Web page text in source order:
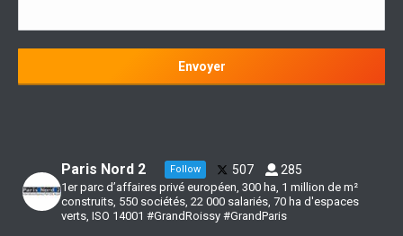
Paris Nord 2 Follow 507 285
1er parc d’affaires privé européen, 300 ha, 1 million de m²
construits, 550 sociétés, 22 000 salariés, 70 ha d'espaces
verts, ISO 14001 #GrandRoissy #GrandParis